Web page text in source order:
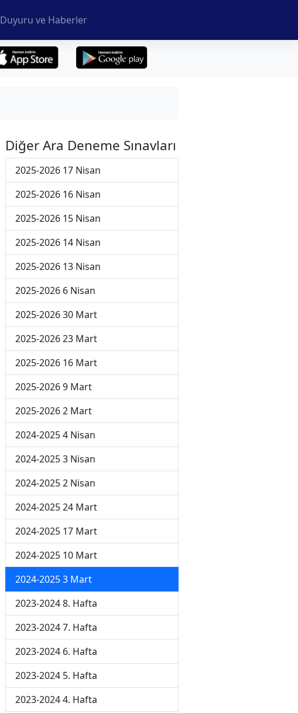
Duyuru ve Haberler
Diğer Ara Deneme Sınavları
2025-2026 17 Nisan
2025-2026 16 Nisan
2025-2026 15 Nisan
2025-2026 14 Nisan
2025-2026 13 Nisan
2025-2026 6 Nisan
2025-2026 30 Mart
2025-2026 23 Mart
2025-2026 16 Mart
2025-2026 9 Mart
2025-2026 2 Mart
2024-2025 4 Nisan
2024-2025 3 Nisan
2024-2025 2 Nisan
2024-2025 24 Mart
2024-2025 17 Mart
2024-2025 10 Mart
2024-2025 3 Mart
2023-2024 8. Hafta
2023-2024 7. Hafta
2023-2024 6. Hafta
2023-2024 5. Hafta
2023-2024 4. Hafta